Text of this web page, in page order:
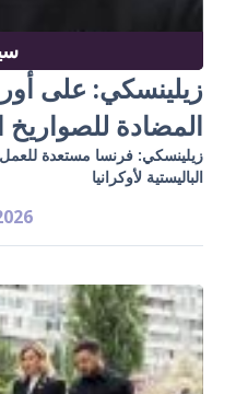
زيلينسكي: على
المضادة للصواريخ
زيلينسكي: فرنسا مستعدة
الباليستية لأوكرانيا